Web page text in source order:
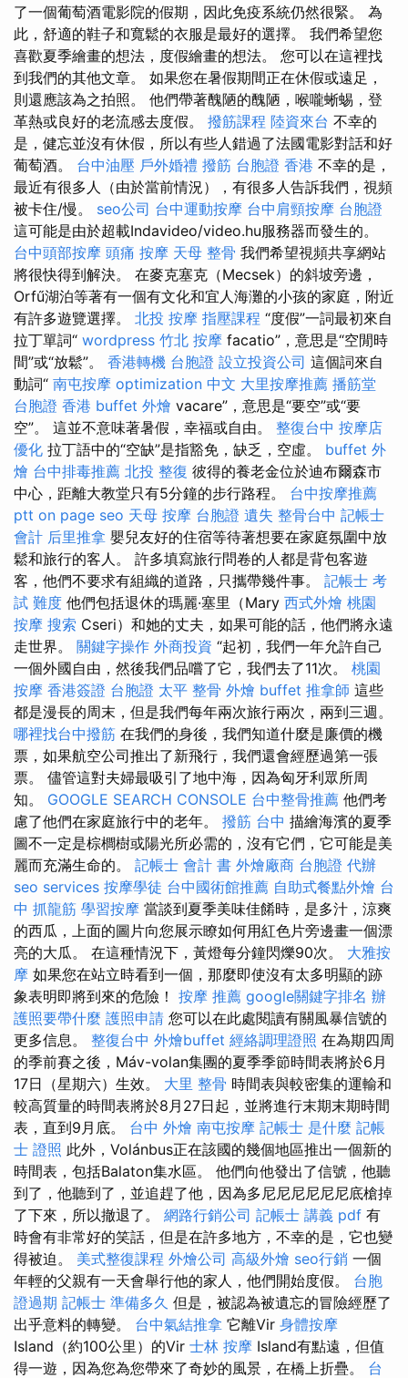
了一個葡萄酒電影院的假期，因此免疫系統仍然很緊。 為
此，舒適的鞋子和寬鬆的衣服是最好的選擇。 我們希望您
喜歡夏季繪畫的想法，度假繪畫的想法。 您可以在這裡找
到我們的其他文章。 如果您在暑假期間正在休假或遠足，
則還應該為之拍照。 他們帶著醜陋的醜陋，喉嚨蜥蜴，登
革熱或良好的老流感去度假。 撥筋課程 陸資來台 不幸的
是，健忘並沒有休假，所以有些人錯過了法國電影對話和好
葡萄酒。 台中油壓 戶外婚禮 撥筋 台胞證 香港 不幸的是，
最近有很多人（由於當前情況），有很多人告訴我們，視頻
被卡住/慢。 seo公司 台中運動按摩 台中肩頸按摩 台胞證
這可能是由於超載Indavideo/video.hu服務器而發生的。
台中頭部按摩 頭痛 按摩 天母 整骨 我們希望視頻共享網站
將很快得到解決。 在麥克塞克（Mecsek）的斜坡旁邊，
Orfű湖泊等著有一個有文化和宜人海灘的小孩的家庭，附近
有許多遊覽選擇。 北投 按摩 指壓課程 “度假”一詞最初來自
拉丁單詞“ wordpress 竹北 按摩 facatio”，意思是“空閒時
間”或“放鬆”。 香港轉機 台胞證 設立投資公司 這個詞來自
動詞“ 南屯按摩 optimization 中文 大里按摩推薦 播筋堂
台胞證 香港 buffet 外燴 vacare”，意思是“要空”或“要
空”。 這並不意味著暑假，幸福或自由。 整復台中 按摩店
優化 拉丁語中的“空缺”是指豁免，缺乏，空虛。 buffet 外
燴 台中排毒推薦 北投 整復 彼得的養老金位於迪布爾森市
中心，距離大教堂只有5分鐘的步行路程。 台中按摩推薦
ptt on page seo 天母 按摩 台胞證 遺失 整骨台中 記帳士
會計 后里推拿 嬰兒友好的住宿等待著想要在家庭氛圍中放
鬆和旅行的客人。 許多填寫旅行問卷的人都是背包客遊
客，他們不要求有組織的道路，只攜帶幾件事。 記帳士 考
試 難度 他們包括退休的瑪麗·塞里（Mary 西式外燴 桃園
按摩 搜索 Cseri）和她的丈夫，如果可能的話，他們將永遠
走世界。 關鍵字操作 外商投資 “起初，我們一年允許自己
一個外國自由，然後我們品嚐了它，我們去了11次。 桃園
按摩 香港簽證 台胞證 太平 整骨 外燴 buffet 推拿師 這些
都是漫長的周末，但是我們每年兩次旅行兩次，兩到三週。
哪裡找台中撥筋 在我們的身後，我們知道什麼是廉價的機
票，如果航空公司推出了新飛行，我們還會經歷過第一張
票。 儘管這對夫婦最吸引了地中海，因為匈牙利眾所周
知。 GOOGLE SEARCH CONSOLE 台中整骨推薦 他們考
慮了他們在家庭旅行中的老年。 撥筋 台中 描繪海濱的夏季
圖不一定是棕櫚樹或陽光所必需的，沒有它們，它可能是美
麗而充滿生命的。 記帳士 會計 書 外燴廠商 台胞證 代辦
seo services 按摩學徒 台中國術館推薦 自助式餐點外燴 台
中 抓龍筋 學習按摩 當談到夏季美味佳餚時，是多汁，涼爽
的西瓜，上面的圖片向您展示瞭如何用紅色片旁邊畫一個漂
亮的大瓜。 在這種情況下，黃燈每分鐘閃爍90次。 大雅按
摩 如果您在站立時看到一個，那麼即使沒有太多明顯的跡
象表明即將到來的危險！ 按摩 推薦 google關鍵字排名 辦
護照要帶什麼 護照申請 您可以在此處閱讀有關風暴信號的
更多信息。 整復台中 外燴buffet 經絡調理證照 在為期四周
的季前賽之後，Máv-volan集團的夏季季節時間表將於6月
17日（星期六）生效。 大里 整骨 時間表與較密集的運輸和
較高質量的時間表將於8月27日起，並將進行末期末期時間
表，直到9月底。 台中 外燴 南屯按摩 記帳士 是什麼 記帳
士 證照 此外，Volánbus正在該國的幾個地區推出一個新的
時間表，包括Balaton集水區。 他們向他發出了信號，他聽
到了，他聽到了，並追趕了他，因為多尼尼尼尼尼尼底槍掉
了下來，所以撤退了。 網路行銷公司 記帳士 講義 pdf 有
時會有非常好的笑話，但是在許多地方，不幸的是，它也變
得被迫。 美式整復課程 外燴公司 高級外燴 seo行銷 一個
年輕的父親有一天會舉行他的家人，他們開始度假。 台胞
證過期 記帳士 準備多久 但是，被認為被遺忘的冒險經歷了
出乎意料的轉變。 台中氣結推拿 它離Vir 身體按摩
Island（約100公里）的Vir 士林 按摩 Island有點遠，但值
得一遊，因為您為您帶來了奇妙的風景，在橋上折疊。 台